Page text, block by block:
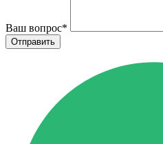
Ваш вопрос*